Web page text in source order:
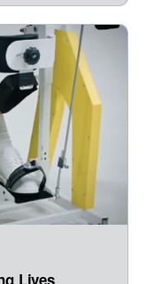
Lives